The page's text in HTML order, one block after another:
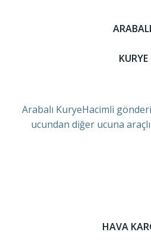
ARABALI
KURYE
Arabalı KuryeHacimli
ucundan diğer ucuna
HAVA